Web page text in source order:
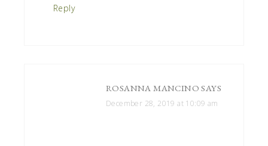
Reply
ROSANNA MANCINO SAYS
December 28, 2019 at 10:09 am